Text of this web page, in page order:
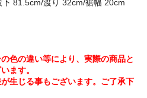
81.5cm/渡り 32cm/裾幅 20cm
色の違い等により、実際の商品と
ます。
生じる事もございます。ご了承下